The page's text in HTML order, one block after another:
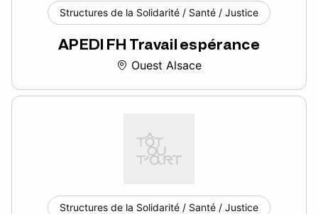
Structures de la Solidarité / Santé / Justice
APEDI FH Travail espérance
Ouest Alsace
Structures de la Solidarité / Santé / Justice